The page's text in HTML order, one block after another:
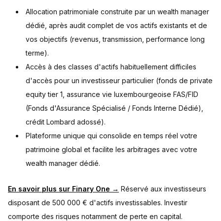
Allocation patrimoniale construite par un wealth manager
dédié, après audit complet de vos actifs existants et de
vos objectifs (revenus, transmission, performance long
terme).
Accès à des classes d'actifs habituellement difficiles
d'accès pour un investisseur particulier (fonds de private
equity tier 1, assurance vie luxembourgeoise FAS/FID
(Fonds d'Assurance Spécialisé / Fonds Interne Dédié),
crédit Lombard adossé).
Plateforme unique qui consolide en temps réel votre
patrimoine global et facilite les arbitrages avec votre
wealth manager dédié.
En savoir plus sur Finary One → Réservé aux investisseurs
disposant de 500 000 € d'actifs investissables. Investir
comporte des risques notamment de perte en capital.